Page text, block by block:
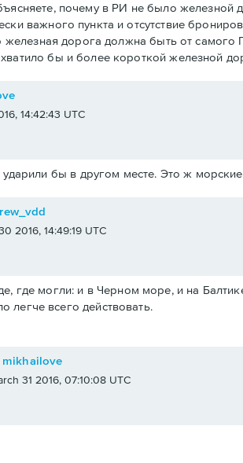
почему в РИ не было
важного пункта и отсутствие
железная дорога должна быть от самого
бы и более короткой железной
14:42:43 UTC
бы в другом месте. Это ж
2016, 14:49:19 UTC
где могли: и в Черном море, и на
всего действовать.
mikhailove
31 2016, 07:10:08 UTC